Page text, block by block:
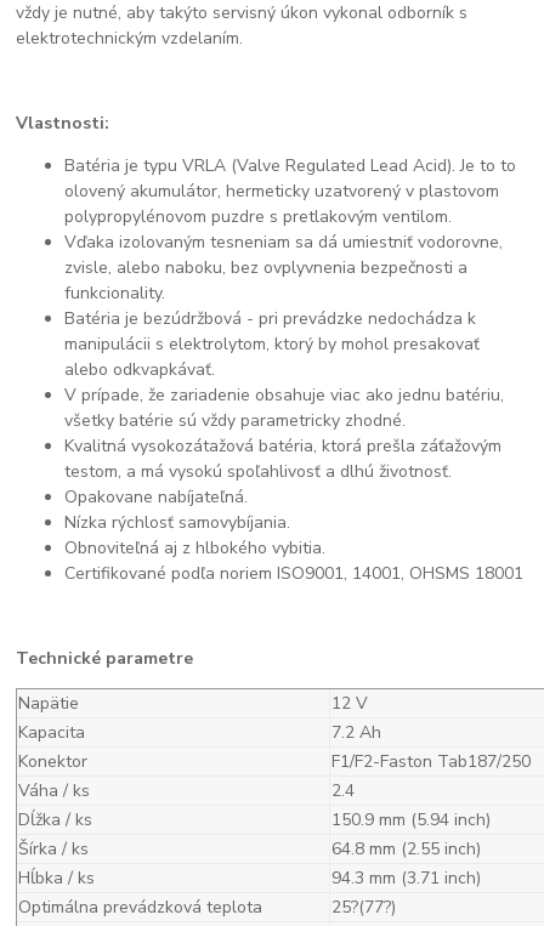
vždy je nutné, aby takýto servisný úkon vykonal odborník s
elektrotechnickým vzdelaním.
Vlastnosti:
Batéria je typu VRLA (Valve Regulated Lead Acid). Je to to
olovený akumulátor, hermeticky uzatvorený v plastovom
polypropylénovom puzdre s pretlakovým ventilom.
Vďaka izolovaným tesneniam sa dá umiestniť vodorovne,
zvisle, alebo naboku, bez ovplyvnenia bezpečnosti a
funkcionality.
Batéria je bezúdržbová - pri prevádzke nedochádza k
manipulácii s elektrolytom, ktorý by mohol presakovať
alebo odkvapkávať.
V prípade, že zariadenie obsahuje viac ako jednu batériu,
všetky batérie sú vždy parametricky zhodné.
Kvalitná vysokozátažová batéria, ktorá prešla záťažovým
testom, a má vysokú spoľahlivosť a dlhú životnosť.
Opakovane nabíjateľná.
Nízka rýchlosť samovybíjania.
Obnoviteľná aj z hlbokého vybitia.
Certifikované podľa noriem ISO9001, 14001, OHSMS 18001
Technické parametre
Napätie
12 V
Kapacita
7.2 Ah
Konektor
F1/F2-Faston Tab187/250
Váha / ks
2.4
Dĺžka / ks
150.9 mm (5.94 inch)
Šírka / ks
64.8 mm (2.55 inch)
Hĺbka / ks
94.3 mm (3.71 inch)
Optimálna prevádzková teplota
25?(77?)